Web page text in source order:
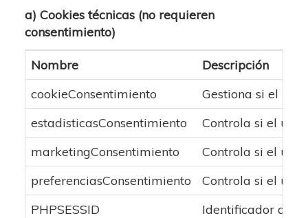
a) Cookies técnicas (no requieren
consentimiento)
Nombre
Descripción
cookieConsentimiento
Gestiona si el
estadisticasConsentimiento
Controla si el
marketingConsentimiento
Controla si el
preferenciasConsentimiento
Controla si el
PHPSESSID
Identificador de la